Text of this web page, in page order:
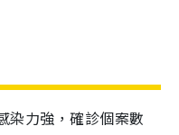
染力強，確診個案數